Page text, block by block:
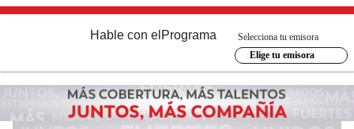
Hable con el Programa
Selecciona tu emisora
Elige tu emisora